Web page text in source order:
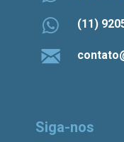
(11)
Siga-nos